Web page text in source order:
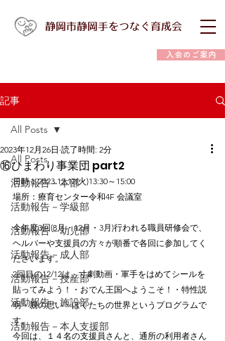
入会のご案内
静岡市静岡手をつなぐ育成会
記事
All Posts
活動報告－本部
活動報告－学級部
活動報告－幼児部
活動報告－成人部
活動報告－授産部
活動報告－施設部
活動報告－本人支援部
All Posts
⑯ひまわり事業団 part2
2023年12月26日 読了時間: 2分
日時：2023.12.12(火)13:30～15:00
場所：療育センター令和4F 会議室
今年度3回(8月・12月・3月)行われる職員研修会で、
ヘルパーや支援員の方々が順番で各回に参加してく
ださいます。
2回目の12/12は、寸劇動画・軍手をはめてシールを
貼ってみよう！・おでん王国へようこそ！・特性説
明・親の思い・ぼくたちの世界というプログラムで
す。
今回は、１４名の支援員さんと、通所の利用者さん